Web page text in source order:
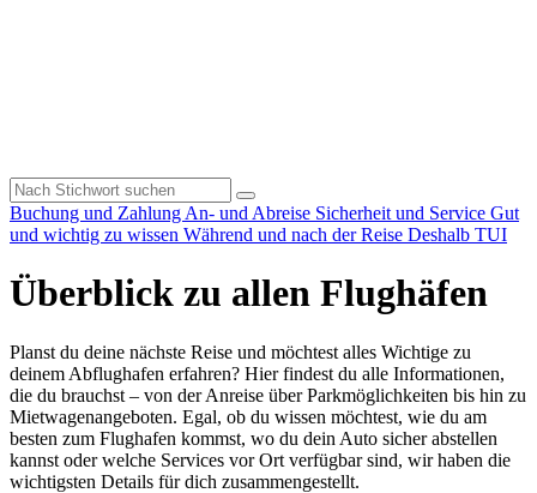
Buchung und Zahlung An- und Abreise Sicherheit und Service Gut
und wichtig zu wissen Während und nach der Reise Deshalb TUI
Überblick zu allen Flughäfen
Planst du deine nächste Reise und möchtest alles Wichtige zu
deinem Abflughafen erfahren? Hier findest du alle Informationen,
die du brauchst – von der Anreise über Parkmöglichkeiten bis hin zu
Mietwagenangeboten. Egal, ob du wissen möchtest, wie du am
besten zum Flughafen kommst, wo du dein Auto sicher abstellen
kannst oder welche Services vor Ort verfügbar sind, wir haben die
wichtigsten Details für dich zusammengestellt.